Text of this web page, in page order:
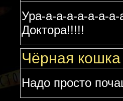
Ура-а-а-а-а-а-
Доктора!!!!!
Чёрная
Надо просто